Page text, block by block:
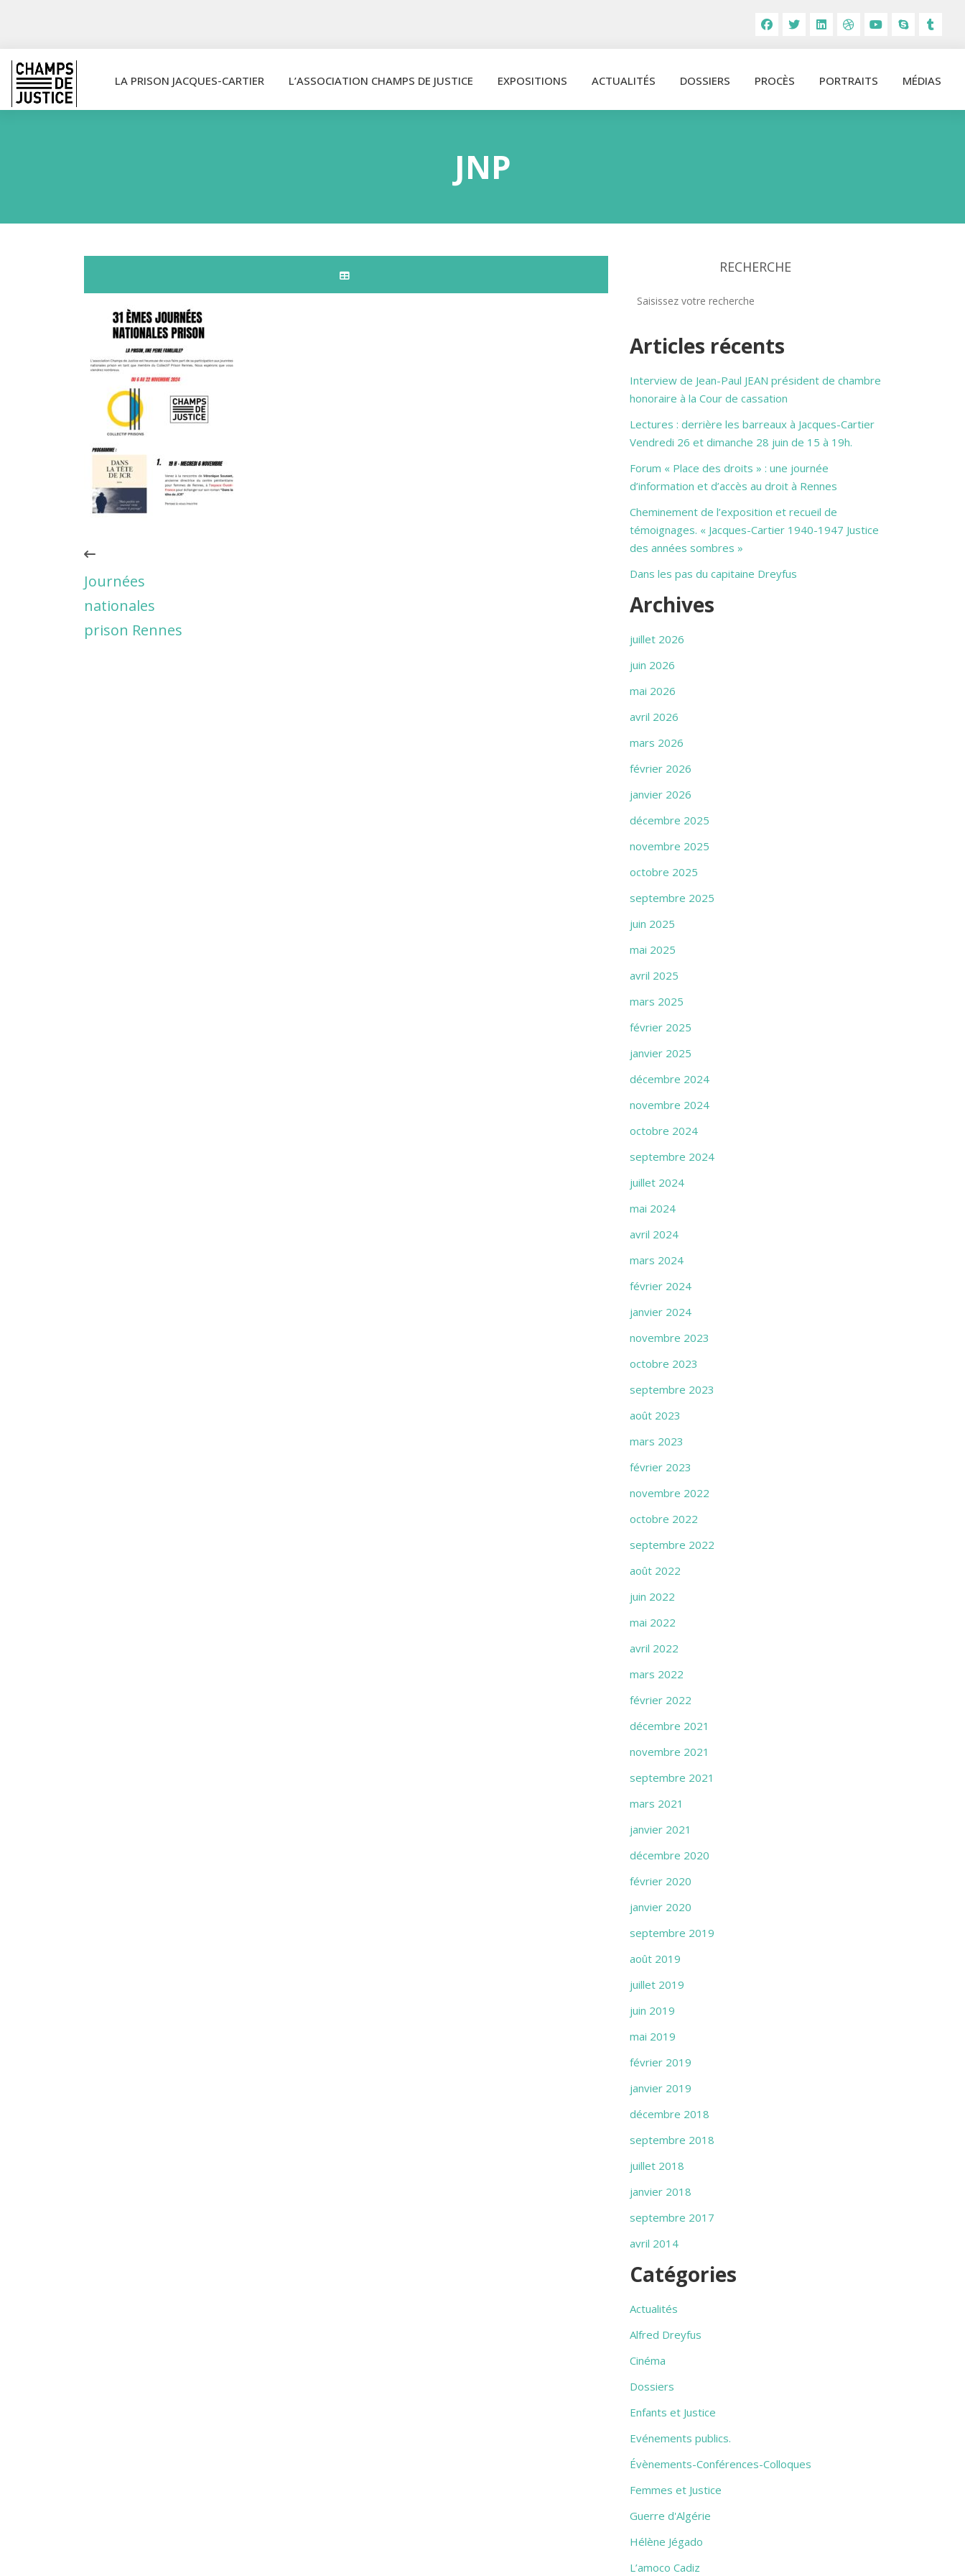
LA PRISON JACQUES-CARTIER L’ASSOCIATION CHAMPS DE JUSTICE EXPOSITIONS ACTUALITÉS DOSSIERS PROCÈS PORTRAITS MÉDIAS
JNP
Journées
nationales
prison Rennes
RECHERCHE
Articles récents
Interview de Jean-Paul JEAN président de chambre
honoraire à la Cour de cassation
Lectures : derrière les barreaux à Jacques-Cartier
Vendredi 26 et dimanche 28 juin de 15 à 19h.
Forum « Place des droits » : une journée
d’information et d’accès au droit à Rennes
Cheminement de l’exposition et recueil de
témoignages. « Jacques-Cartier 1940-1947 Justice
des années sombres »
Dans les pas du capitaine Dreyfus
Archives
juillet 2026
juin 2026
mai 2026
avril 2026
mars 2026
février 2026
janvier 2026
décembre 2025
novembre 2025
octobre 2025
septembre 2025
juin 2025
mai 2025
avril 2025
mars 2025
février 2025
janvier 2025
décembre 2024
novembre 2024
octobre 2024
septembre 2024
juillet 2024
mai 2024
avril 2024
mars 2024
février 2024
janvier 2024
novembre 2023
octobre 2023
septembre 2023
août 2023
mars 2023
février 2023
novembre 2022
octobre 2022
septembre 2022
août 2022
juin 2022
mai 2022
avril 2022
mars 2022
février 2022
décembre 2021
novembre 2021
septembre 2021
mars 2021
janvier 2021
décembre 2020
février 2020
janvier 2020
septembre 2019
août 2019
juillet 2019
juin 2019
mai 2019
février 2019
janvier 2019
décembre 2018
septembre 2018
juillet 2018
janvier 2018
septembre 2017
avril 2014
Catégories
Actualités
Alfred Dreyfus
Cinéma
Dossiers
Enfants et Justice
Evénements publics.
Évènements-Conférences-Colloques
Femmes et Justice
Guerre d'Algérie
Hélène Jégado
L’amoco Cadiz